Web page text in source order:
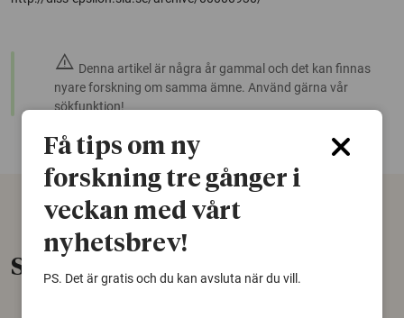
warning Denna artikel är några år gammal och det kan finnas
nyare forskning om samma ämne. Använd gärna vår
sökfunktion!
Senaste nytt
Få tips om ny
forskning tre gånger i
veckan med vårt
nyhetsbrev!
PS. Det är gratis och du kan avsluta när du vill.